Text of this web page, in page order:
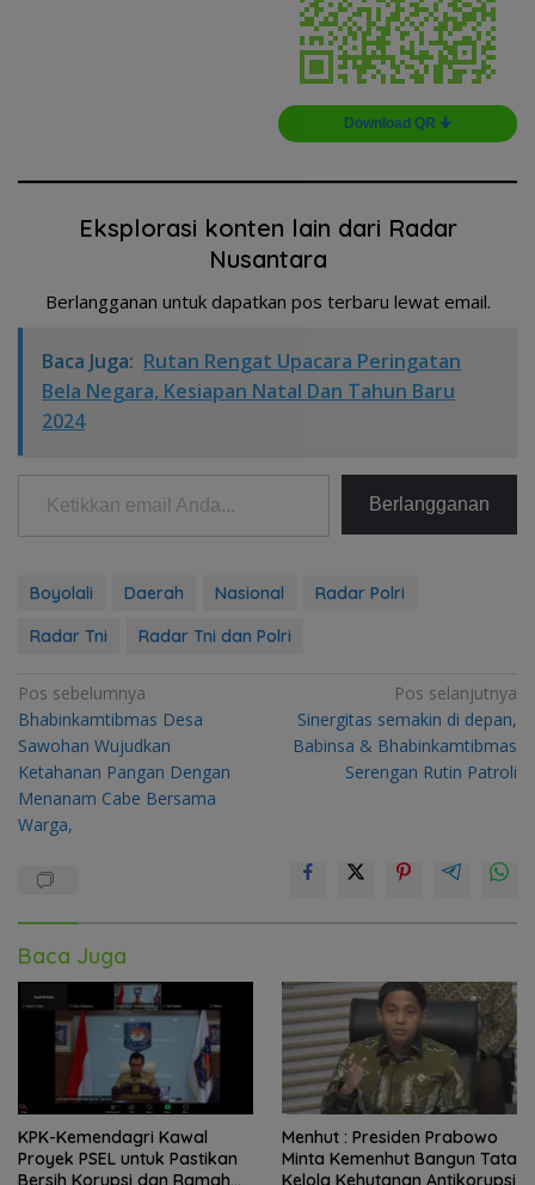
Download QR 🠋
Eksplorasi konten lain dari Radar
Nusantara
Berlangganan untuk dapatkan pos terbaru lewat email.
Baca Juga: Rutan Rengat Upacara Peringatan
Bela Negara, Kesiapan Natal Dan Tahun Baru
2024
Ketikkan email Anda...
Berlangganan
Boyolali Daerah Nasional
Radar Polri
Radar Tni
Radar Tni dan Polri
Navigasi
pos
Pos sebelumnya
Bhabinkamtibmas Desa
Sawohan Wujudkan
Ketahanan Pangan Dengan
Menanam Cabe Bersama
Warga,
Pos selanjutnya
Sinergitas semakin di depan,
Babinsa & Bhabinkamtibmas
Serengan Rutin Patroli
Baca Juga
KPK-Kemendagri Kawal
Proyek PSEL untuk Pastikan
Bersih Korupsi dan Ramah
Menhut : Presiden Prabowo
Minta Kemenhut Bangun Tata
Kelola Kehutanan Antikorupsi